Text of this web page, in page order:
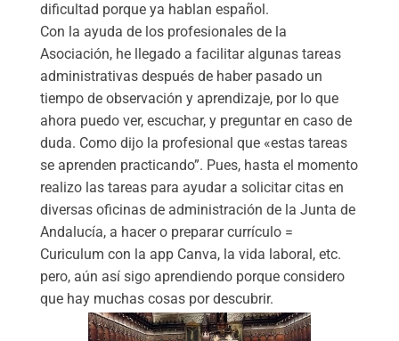
dificultad porque ya hablan español.
Con la ayuda de los profesionales de la
Asociación, he llegado a facilitar algunas tareas
administrativas después de haber pasado un
tiempo de observación y aprendizaje, por lo que
ahora puedo ver, escuchar, y preguntar en caso de
duda. Como dijo la profesional que «estas tareas
se aprenden practicando”. Pues, hasta el momento
realizo las tareas para ayudar a solicitar citas en
diversas oficinas de administración de la Junta de
Andalucía, a hacer o preparar currículo =
Curiculum con la app Canva, la vida laboral, etc.
pero, aún así sigo aprendiendo porque considero
que hay muchas cosas por descubrir.